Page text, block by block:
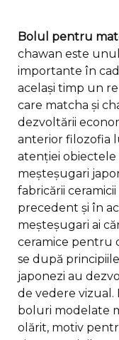
Bolul pentru
chawan este
importante în
același timp un
care matcha și
dezvoltării
anterior filozofia
atenției
meșteșugari
fabricării
precedent și în
meșteșugari ai
ceramice pentru
se după
japonezi au
de vedere
boluri modelate
olărit, motiv